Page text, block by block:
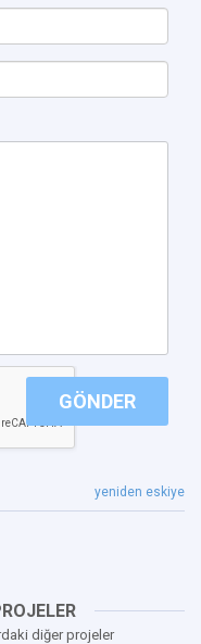
GÖNDER
yeniden eskiye
diğer projeler